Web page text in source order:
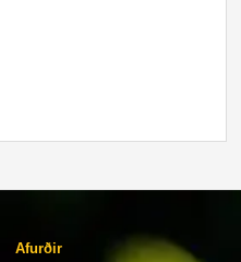
Afurðir